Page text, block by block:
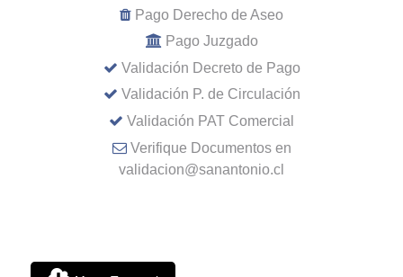
Pago Derecho de Aseo
Pago Juzgado
Validación Decreto de Pago
Validación P. de Circulación
Validación PAT Comercial
Verifique Documentos en
validacion@sanantonio.cl